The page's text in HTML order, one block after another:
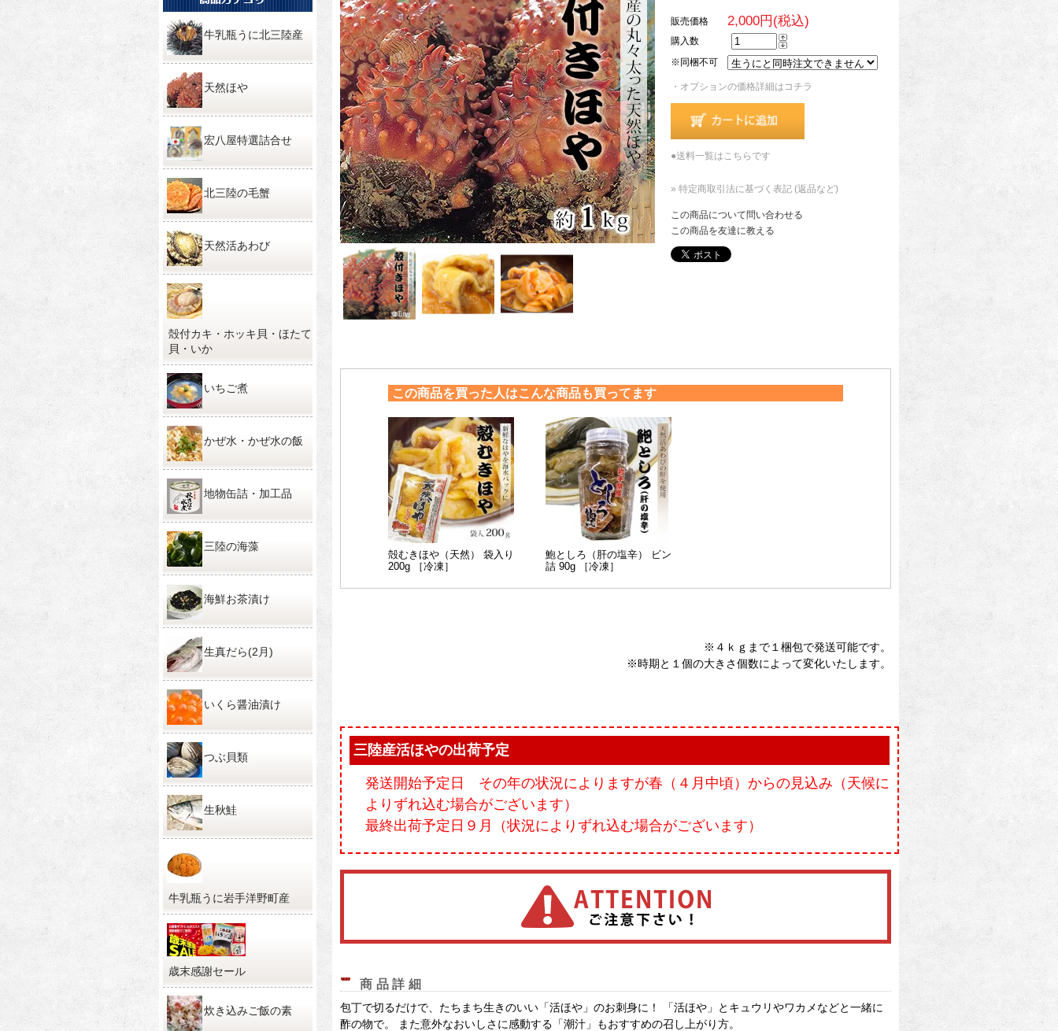
販売価格 2,000円(税込)
購入数
※同梱不可
・オプションの価格詳細はコチラ
●送料一覧はこちらです
» 特定商取引法に基づく表記 (返品など)
この商品について問い合わせる
この商品を友達に教える
この商品を買った人はこんな商品も買ってます
殻むきほや（天然） 袋入り
200g ［冷凍］
鮑としろ（肝の塩辛） ビン
詰 90g ［冷凍］
※４ｋｇまで１梱包で発送可能です。
※時期と１個の大きさ個数によって変化いたします。
三陸産活ほやの出荷予定
発送開始予定日 その年の状況によりますが春（４月中頃）からの見込み（天候に
よりずれ込む場合がございます）
最終出荷予定日９月（状況によりずれ込む場合がございます）
商品詳細
包丁で切るだけで、たちまち生きのいい「活ほや」のお刺身に！ 「活ほや」とキュウリやワカメなどと一緒に
酢の物で。 また意外なおいしさに感動する「潮汁」もおすすめの召し上がり方。
牛乳瓶うに北三陸産
天然ほや
宏八屋特選詰合せ
北三陸の毛蟹
天然活あわび
殻付カキ・ホッキ貝・ほたて
貝・いか
いちご煮
かぜ水・かぜ水の飯
地物缶詰・加工品
三陸の海藻
海鮮お茶漬け
生真だら(2月)
いくら醤油漬け
つぶ貝類
生秋鮭
牛乳瓶うに岩手洋野町産
歳末感謝セール
炊き込みご飯の素